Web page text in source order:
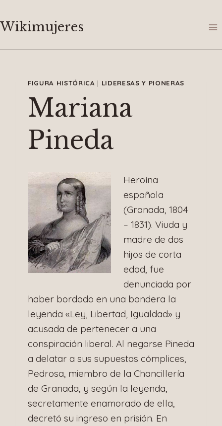
al
Wikimujeres
FIGURA HISTÓRICA | LIDERESAS Y PIONERAS
Mariana
Pineda
Heroína
española
(Granada, 1804
– 1831). Viuda y
madre de dos
hijos de corta
edad, fue
denunciada por
haber bordado en una bandera la
leyenda «Ley, Libertad, Igualdad» y
acusada de pertenecer a una
conspiración liberal. Al negarse Pineda
a delatar a sus supuestos cómplices,
Pedrosa, miembro de la Chancillería
de Granada, y según la leyenda,
secretamente enamorado de ella,
decretó su ingreso en prisión. En